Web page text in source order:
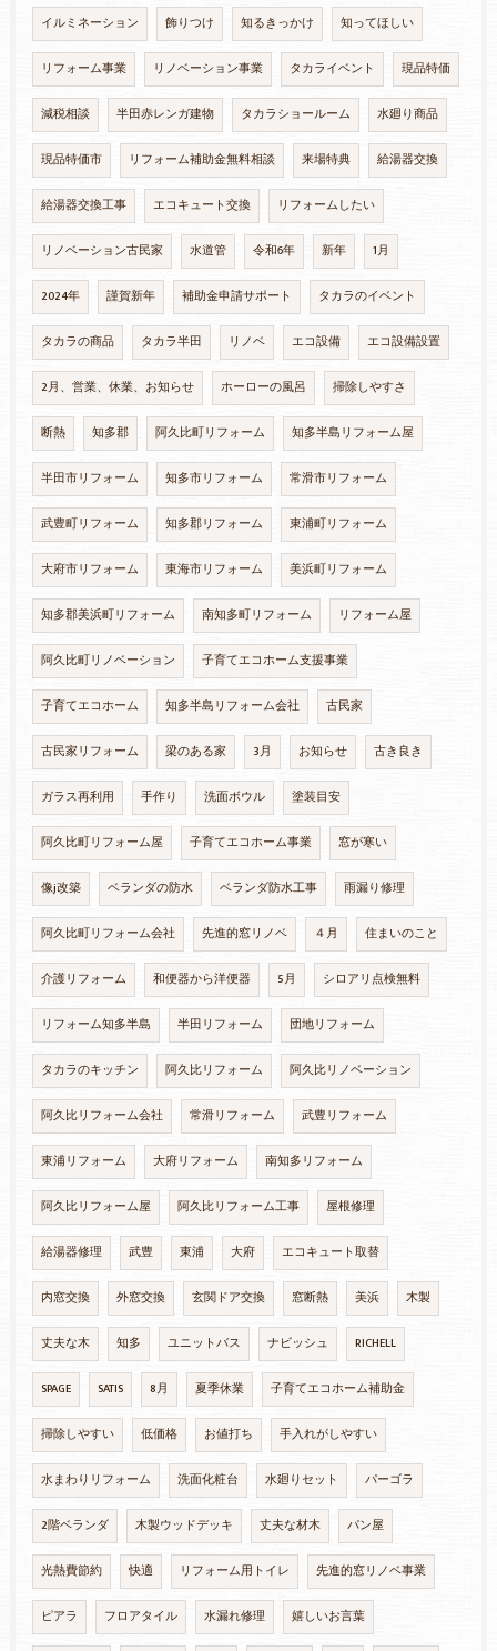
イルミネーション 飾りつけ 知るきっかけ 知ってほしい
リフォーム事業 リノベーション事業 タカライベント 現品特価
減税相談 半田赤レンガ建物 タカラショールーム 水廻り商品
現品特価市 リフォーム補助金無料相談 来場特典 給湯器交換
給湯器交換工事 エコキュート交換 リフォームしたい
リノベーション古民家 水道管 令和6年 新年 1月
2024年 謹賀新年 補助金申請サポート タカラのイベント
タカラの商品 タカラ半田 リノベ エコ設備 エコ設備設置
2月、営業、休業、お知らせ ホーローの風呂 掃除しやすさ
断熱 知多郡 阿久比町リフォーム 知多半島リフォーム屋
半田市リフォーム 知多市リフォーム 常滑市リフォーム
武豊町リフォーム 知多郡リフォーム 東浦町リフォーム
大府市リフォーム 東海市リフォーム 美浜町リフォーム
知多郡美浜町リフォーム 南知多町リフォーム リフォーム屋
阿久比町リノベーション 子育てエコホーム支援事業
子育てエコホーム 知多半島リフォーム会社 古民家
古民家リフォーム 梁のある家 3月 お知らせ 古き良き
ガラス再利用 手作り 洗面ボウル 塗装目安
阿久比町リフォーム屋 子育てエコホーム事業 窓が寒い
像j改築 ベランダの防水 ベランダ防水工事 雨漏り修理
阿久比町リフォーム会社 先進的窓リノベ ４月 住まいのこと
介護リフォーム 和便器から洋便器 5月 シロアリ点検無料
リフォーム知多半島 半田リフォーム 団地リフォーム
タカラのキッチン 阿久比リフォーム 阿久比リノベーション
阿久比リフォーム会社 常滑リフォーム 武豊リフォーム
東浦リフォーム 大府リフォーム 南知多リフォーム
阿久比リフォーム屋 阿久比リフォーム工事 屋根修理
給湯器修理 武豊 東浦 大府 エコキュート取替
内窓交換 外窓交換 玄関ドア交換 窓断熱 美浜 木製
丈夫な木 知多 ユニットバス ナビッシュ RICHELL
SPAGE SATIS 8月 夏季休業 子育てエコホーム補助金
掃除しやすい 低価格 お値打ち 手入れがしやすい
水まわりリフォーム 洗面化粧台 水廻りセット パーゴラ
2階ベランダ 木製ウッドデッキ 丈夫な材木 パン屋
光熱費節約 快適 リフォーム用トイレ 先進的窓リノベ事業
ピアラ フロアタイル 水漏れ修理 嬉しいお言葉